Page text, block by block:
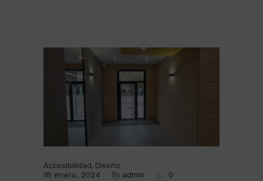
Accesibilidad, Diseño
18 enero, 2024
By admin 0